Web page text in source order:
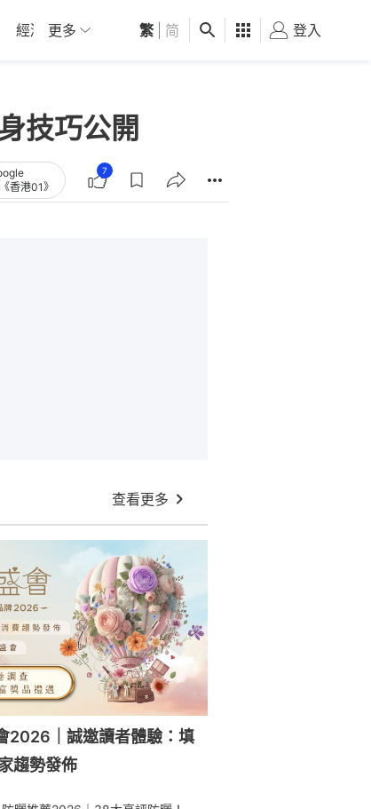
經濟 01深圳 觀點 健康 好食玩飛
更多 繁 简 登入
技巧公開
香港01》
7
查看更多
2026｜誠邀讀者體驗：填
趨勢發佈